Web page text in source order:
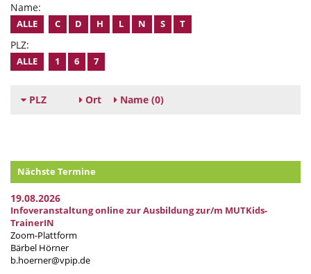
Name:
ALLE C D H L N S T
PLZ:
ALLE 1 6 7
PLZ Ort Name (0)
Nächste Termine
19.08.2026
Infoveranstaltung online zur Ausbildung zur/m MUTKids-
TrainerIN
Zoom-Plattform
Bärbel Hörner
b.hoerner@vpip.de